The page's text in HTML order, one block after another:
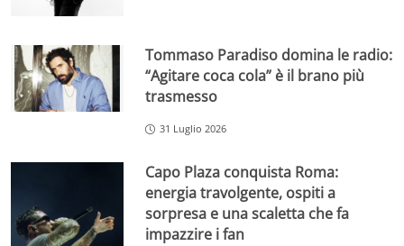
Tommaso Paradiso domina le radio:
“Agitare coca cola” è il brano più
trasmesso
31 Luglio 2026
Capo Plaza conquista Roma:
energia travolgente, ospiti a
sorpresa e una scaletta che fa
impazzire i fan